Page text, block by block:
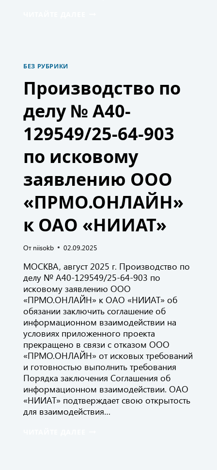
БЕЗ РУБРИКИ
Производство по
делу № А40-
129549/25-64-903
по исковому
заявлению ООО
«ПРМО.ОНЛАЙН»
к ОАО «НИИАТ»
От niisokb 02.09.2025
МОСКВА, август 2025 г. Производство по
делу № А40-129549/25-64-903 по
исковому заявлению ООО
«ПРМО.ОНЛАЙН» к ОАО «НИИАТ» об
обязании заключить соглашение об
информационном взаимодействии на
условиях приложенного проекта
прекращено в связи с отказом ООО
«ПРМО.ОНЛАЙН» от исковых требований
и готовностью выполнить требования
Порядка заключения Соглашения об
информационном взаимодействии. ОАО
«НИИАТ» подтверждает свою открытость
для взаимодействия…